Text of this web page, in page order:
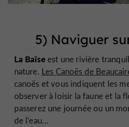
5) Naviguer
La Baïseest une rivière
nature. Les Canoës de
canoës et vous indiquent les
observer à loisir la faune et la
passerez une journée ou un
de l’eau…